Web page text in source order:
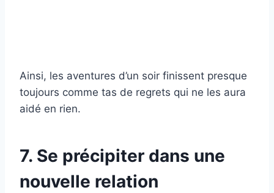
Ainsi, les aventures d’un soir finissent presque
toujours comme tas de regrets qui ne les aura
aidé en rien.
7. Se précipiter dans une
nouvelle relation